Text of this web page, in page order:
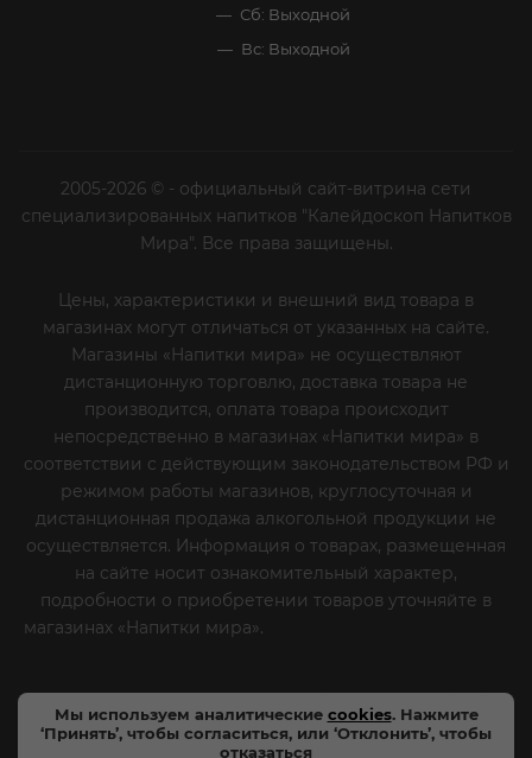
Мы используем аналитические cookies. Нажмите
‘Принять’, чтобы согласиться, или ‘Отклонить’, чтобы
отказаться
Сб: Выходной
Вс: Выходной
2005-2026 © - официальный сайт-витрина сети
специализированных напитков "Калейдоскоп Напитков
Мира". Все права защищены.
Цены, характеристики и внешний вид товара в
магазинах могут отличаться от указанных на сайте.
Магазины «Напитки мира» не осуществляют
дистанционную торговлю, доставка товара не
производится, оплата товара происходит
непосредственно в магазинах «Напитки мира» в
соответствии с действующим законодательством РФ и
режимом работы магазинов, круглосуточная и
дистанционная продажа алкогольной продукции не
осуществляется. Информация о товарах, размещенная
на сайте носит ознакомительный характер,
подробности о приобретении товаров уточняйте в
магазинах «Напитки мира».